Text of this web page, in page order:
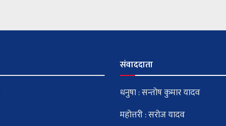
संवाददाता
धनुषा : सन्तोष कुमार यादव
महोत्तरी : सरोज यादव